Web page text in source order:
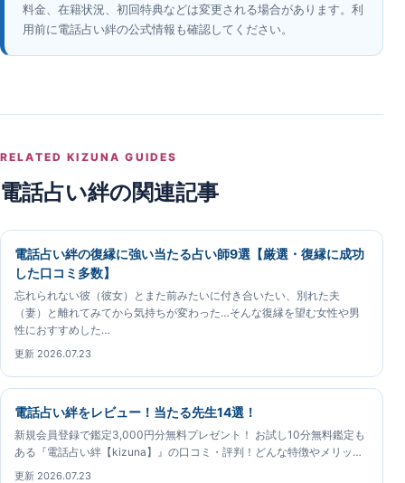
料金、在籍状況、初回特典などは変更される場合があります。利
用前に電話占い絆の公式情報も確認してください。
RELATED KIZUNA GUIDES
電話占い絆の関連記事
電話占い絆の復縁に強い当たる占い師9選【厳選・復縁に成功
した口コミ多数】
忘れられない彼（彼女）とまた前みたいに付き合いたい、別れた夫
（妻）と離れてみてから気持ちが変わった…そんな復縁を望む女性や男
性におすすめした…
更新 2026.07.23
電話占い絆をレビュー！当たる先生14選！
新規会員登録で鑑定3,000円分無料プレゼント！ お試し10分無料鑑定も
ある『電話占い絆【kizuna】』の口コミ・評判！どんな特徴やメリッ…
更新 2026.07.23